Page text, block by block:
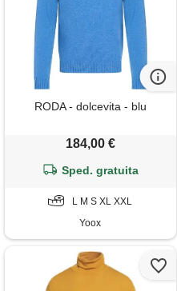
RODA - dolcevita - blu
184,00 €
Sped. gratuita
L M S XL XXL
Yoox